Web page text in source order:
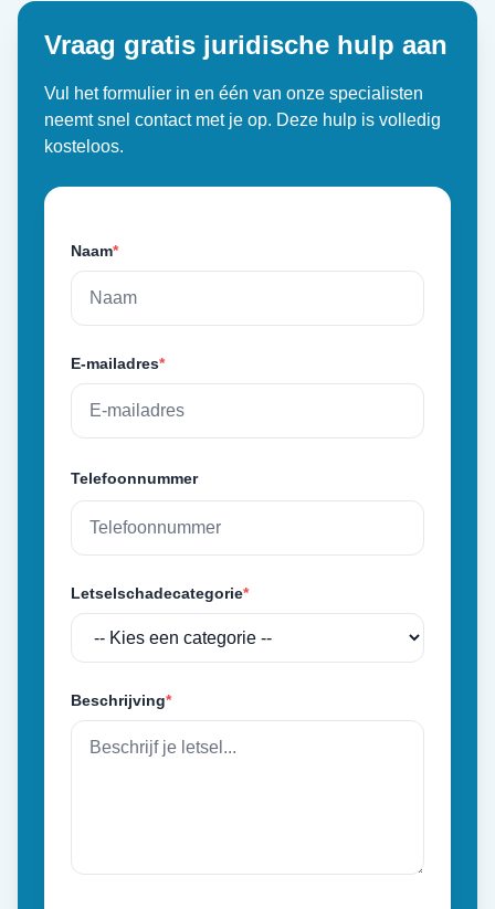
Vraag gratis juridische hulp aan
Vul het formulier in en één van onze specialisten
neemt snel contact met je op. Deze hulp is volledig
kosteloos.
Naam*
E-mailadres*
Telefoonnummer
Letselschadecategorie*
Beschrijving*